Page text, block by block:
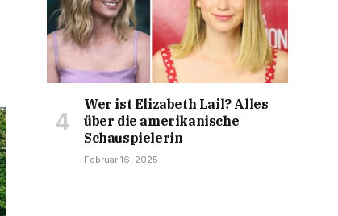
Wer ist Elizabeth Lail? Alles
über die amerikanische
Schauspielerin
Februar 16, 2025